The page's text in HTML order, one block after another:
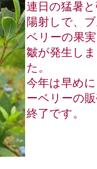
連日の猛暑
陽射しで、
ベリーの果
皺が発生し
た。
今年は早め
ーベリーの
終了です。